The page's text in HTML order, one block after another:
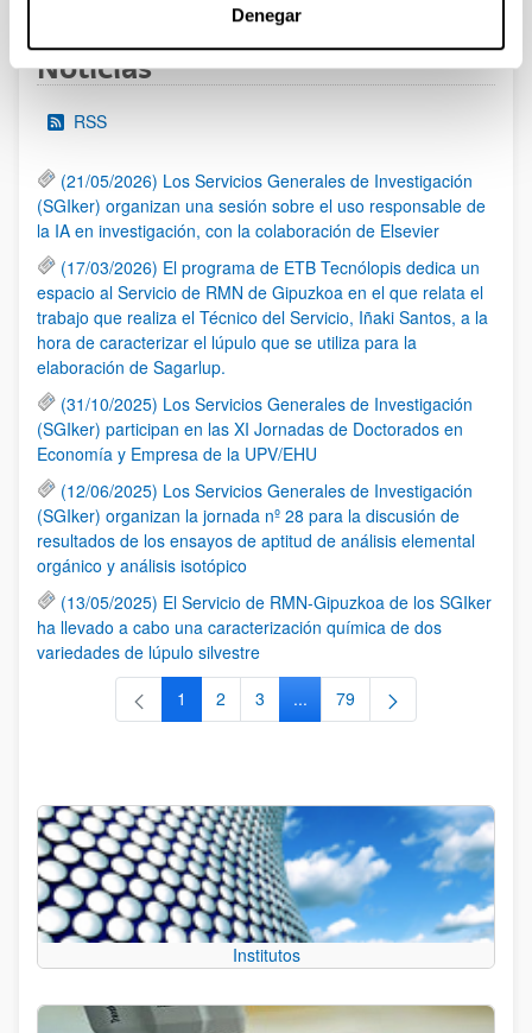
Denegar
Noticias
RSS
(21/05/2026) Los Servicios Generales de Investigación
(SGIker) organizan una sesión sobre el uso responsable de
la IA en investigación, con la colaboración de Elsevier
(17/03/2026) El programa de ETB Tecnólopis dedica un
espacio al Servicio de RMN de Gipuzkoa en el que relata el
trabajo que realiza el Técnico del Servicio, Iñaki Santos, a la
hora de caracterizar el lúpulo que se utiliza para la
elaboración de Sagarlup.
(31/10/2025) Los Servicios Generales de Investigación
(SGIker) participan en las XI Jornadas de Doctorados en
Economía y Empresa de la UPV/EHU
(12/06/2025) Los Servicios Generales de Investigación
(SGIker) organizan la jornada nº 28 para la discusión de
resultados de los ensayos de aptitud de análisis elemental
orgánico y análisis isotópico
(13/05/2025) El Servicio de RMN-Gipuzkoa de los SGIker
ha llevado a cabo una caracterización química de dos
variedades de lúpulo silvestre
Página
1 Página
2 Página
3 ...Páginas intermedias Use TAB
Página
79
Institutos